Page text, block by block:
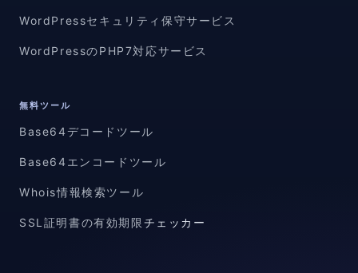
WordPressセキュリティ保守サービス
WordPressのPHP7対応サービス
無料ツール
Base64デコードツール
Base64エンコードツール
Whois情報検索ツール
SSL証明書の有効期限チェッカー